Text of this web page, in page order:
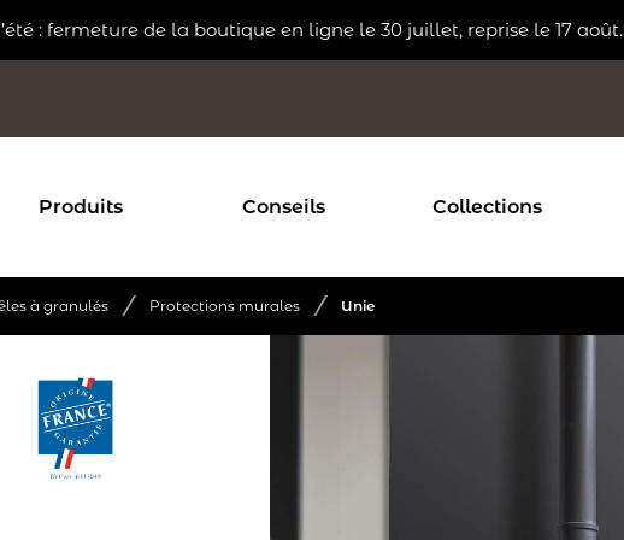
: fermeture de la boutique en ligne le 30 juillet, reprise le 17 août.
Produits Conseils Collections
à granulés / Protections murales / Unie